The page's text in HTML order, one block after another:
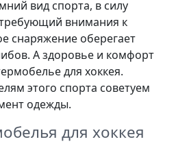
вид спорта, в силу
внимания к
снаряжение оберегает
А здоровье и комфорт
для хоккея.
этого спорта советуем
одежды.
для хоккея